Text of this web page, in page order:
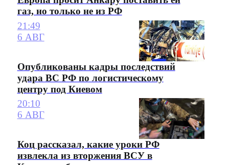
газ, но только не из РФ
21:49
6 АВГ
Опубликованы кадры последствий
удара ВС РФ по логистическому
центру под Киевом
20:10
6 АВГ
Коц рассказал, какие уроки РФ
извлекла из вторжения ВСУ в